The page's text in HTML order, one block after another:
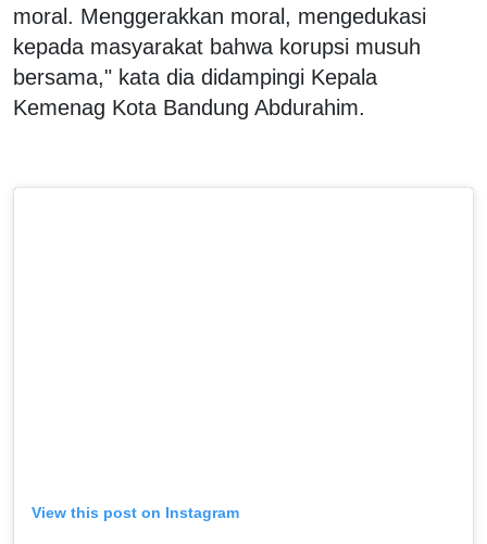
moral. Menggerakkan moral, mengedukasi
kepada masyarakat bahwa korupsi musuh
bersama," kata dia didampingi Kepala
Kemenag Kota Bandung Abdurahim.
View this post on Instagram